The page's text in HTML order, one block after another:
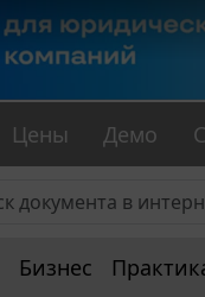
Цены Демо
Бизнес